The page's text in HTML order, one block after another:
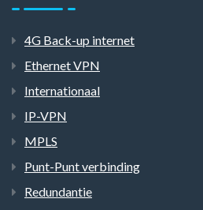
4G Back-up internet
Ethernet VPN
Internationaal
IP-VPN
MPLS
Punt-Punt verbinding
Redundantie